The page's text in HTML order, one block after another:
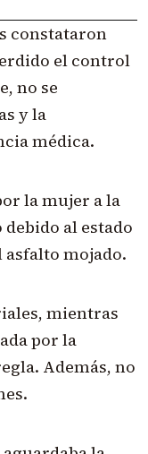
constataron
el control
no se
y la
médica.
la mujer a la
al estado
asfalto mojado.
mientras
por la
Además, no